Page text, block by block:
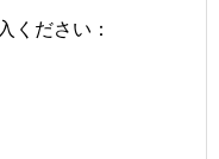
ください：